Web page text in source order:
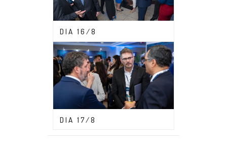
DIA 16/8
CONGRESSO ABDF 2023
DIA 17/8
CONGRESSO ABDF 2023